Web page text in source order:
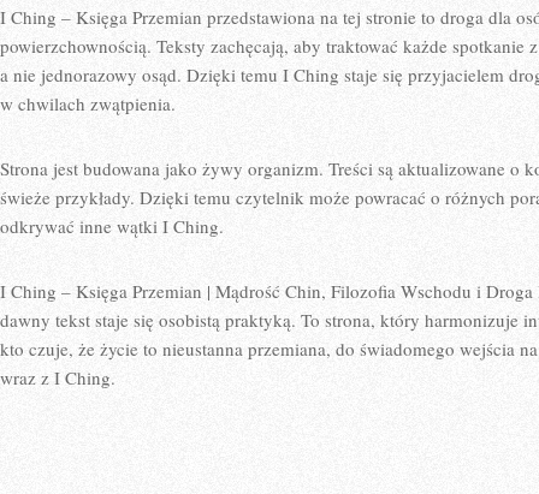
I Ching – Księga Przemian przedstawiona na tej stronie to droga dla
powierzchownością. Teksty zachęcają, aby traktować każde spotkanie
a nie jednorazowy osąd. Dzięki temu I Ching staje się przyjacielem
w chwilach zwątpienia.
Strona jest budowana jako żywy organizm. Treści są aktualizowane o
świeże przykłady. Dzięki temu czytelnik może powracać o różnych
odkrywać inne wątki I Ching.
I Ching – Księga Przemian | Mądrość Chin, Filozofia Wschodu i
dawny tekst staje się osobistą praktyką. To strona, który harmonizuje
kto czuje, że życie to nieustanna przemiana, do świadomego wejścia
wraz z I Ching.